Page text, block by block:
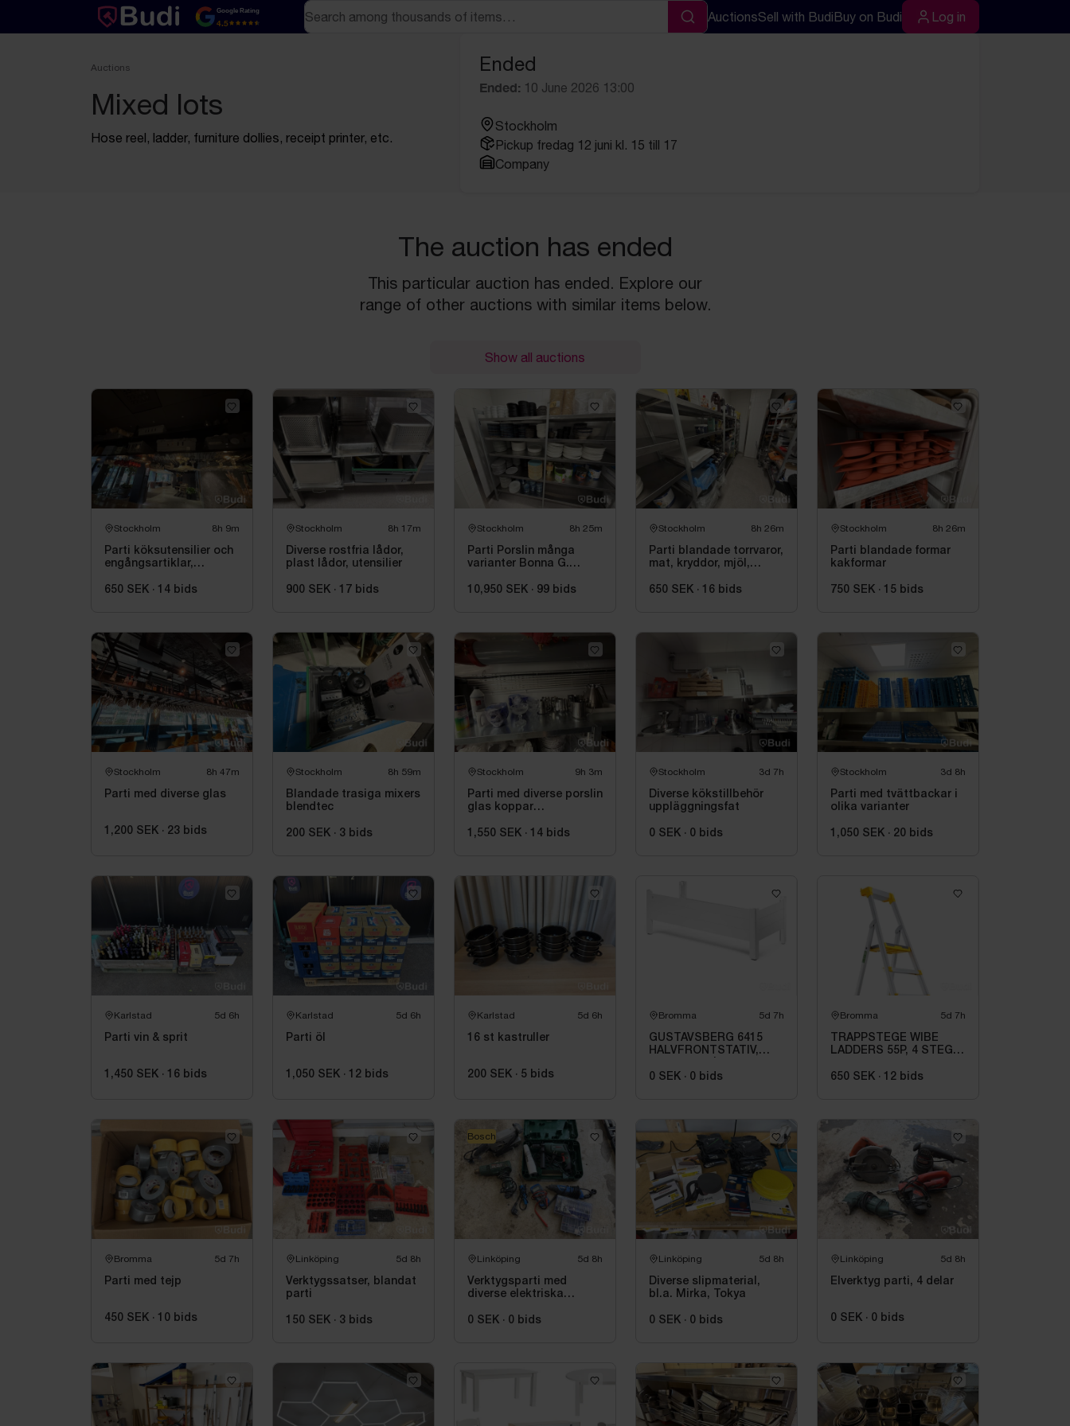
Text-based (markdown) version of this page
Google Rating
4.5
Search
Search
AuctionsSell with BudiBuy on Budi Log in
Log in
Auctions
Mixed lots
Hose reel, ladder, furniture dollies, receipt printer, etc.
Ended
Ended: 10 June 2026 13:00
Stockholm
Pickup fredag 12 juni kl. 15 till 17
Company
The auction has ended
This particular auction has ended. Explore our
range of other auctions with similar items below.
Show all auctions
Stockholm 8h 9m
Parti köksutensilier och
engångsartiklar,
650 SEK · 14 bids
Stockholm 8h 17m
Diverse rostfria lådor,
plast lådor, utensilier
900 SEK · 17 bids
Stockholm 8h 25m
Parti Porslin många
varianter Bonna G.
10,950 SEK · 99 bids
Stockholm 8h 26m
Parti blandade torrvaror,
mat, kryddor, mjöl,
650 SEK · 16 bids
Stockholm 8h 26m
Parti blandade formar
kakformar
750 SEK · 15 bids
Stockholm 8h 47m
Parti med diverse glas
1,200 SEK · 23 bids
Stockholm 8h 59m
Blandade trasiga mixers
blendtec
200 SEK · 3 bids
Stockholm 9h 3m
Parti med diverse porslin
glas koppar
1,550 SEK · 14 bids
Stockholm 3d 7h
Diverse kökstillbehör
uppläggningsfat
0 SEK · 0 bids
Stockholm 3d 8h
Parti med tvättbackar i
olika varianter
1,050 SEK · 20 bids
Karlstad 5d 6h
Parti vin & sprit
1,450 SEK · 16 bids
Karlstad 5d 6h
Parti öl
1,050 SEK · 12 bids
Karlstad 5d 6h
16 st kastruller
200 SEK · 5 bids
Bromma 5d 7h
GUSTAVSBERG 6415
HALVFRONTSTATIV,
GB2164150100
0 SEK · 0 bids
Bromma 5d 7h
TRAPPSTEGE WIBE
LADDERS 55P, 4 STEG
650 SEK · 12 bids
Bromma 5d 7h
Parti med tejp
450 SEK · 10 bids
Linköping 5d 8h
Verktygssatser, blandat
parti
150 SEK · 3 bids
Linköping 5d 8h
Verktygsparti med
diverse elektriska
0 SEK · 0 bids
Bosch
Linköping 5d 8h
Diverse slipmaterial,
bl.a. Mirka, Tokya
0 SEK · 0 bids
Linköping 5d 8h
Elverktyg parti, 4 delar
0 SEK · 0 bids